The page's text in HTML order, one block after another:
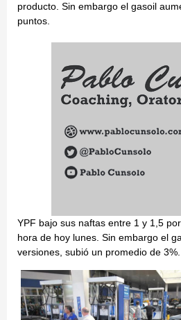
producto. Sin embargo el gasoil
puntos.
YPF bajo sus naftas entre 1 y 1,5
hora de hoy lunes. Sin embargo el
versiones, subió un promedio de 3%.